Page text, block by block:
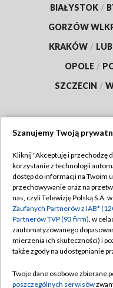
BIAŁYSTOK /
GORZÓW
KRAKÓW /
OPOLE /
SZCZECIN /
Abonament TVP
Emisja w TVP
Centrum informacji
Naziemna Telewizja
Rada Programowa
Szanujemy Twoją
Kliknij "Akceptuję i przechodzę
korzystanie z technologii
dostęp do informacji na Twoim
przechowywanie oraz na
nas, czyli Telewizję Polską S.A.
Zaufanych Partnerów z IAB*
Partnerów TVP (93 firm), w
zautomatyzowanego
mierzenia ich skuteczności) i
także zgody na udostępnianie
Twoje dane osobowe zbierane
poszczególnych serwisów